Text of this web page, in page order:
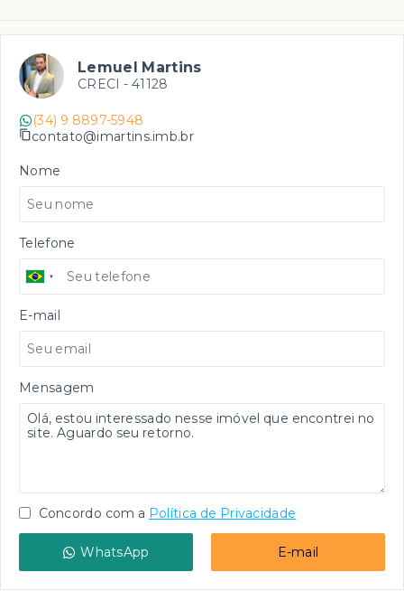
Lemuel Martins
CRECI - 41128
(34) 9 8897-5948
contato@imartins.imb.br
Nome
Telefone
E-mail
Mensagem
Concordo com a Política de Privacidade
WhatsApp E-mail